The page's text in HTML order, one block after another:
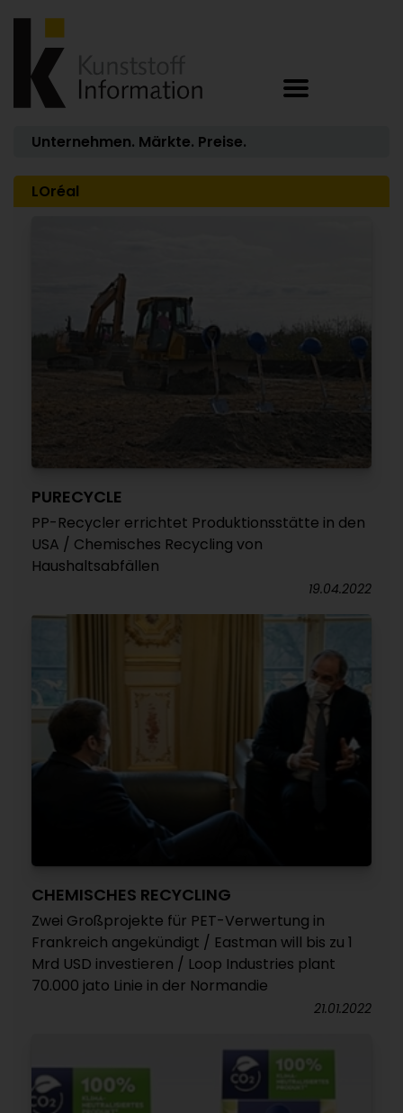
Unternehmen. Märkte. Preise.
LOréal
PURECYCLE
PP-Recycler errichtet Produktionsstätte in den
USA / Chemisches Recycling von
Haushaltsabfällen
19.04.2022
CHEMISCHES RECYCLING
Zwei Großprojekte für PET-Verwertung in
Frankreich angekündigt / Eastman will bis zu 1
Mrd USD investieren / Loop Industries plant
70.000 jato Linie in der Normandie
21.01.2022